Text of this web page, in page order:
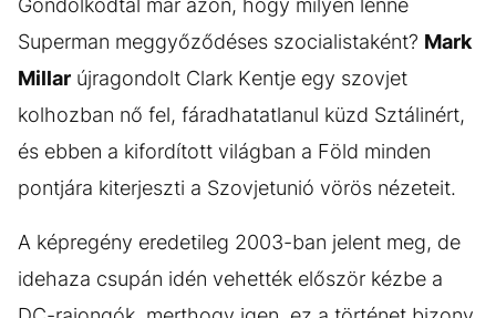
Gondolkodtál már azon, hogy milyen lenne
Superman meggyőződéses szocialistaként? Mark
Millar újragondolt Clark Kentje egy szovjet
kolhozban nő fel, fáradhatatlanul küzd Sztálinért,
és ebben a kifordított világban a Föld minden
pontjára kiterjeszti a Szovjetunió vörös nézeteit.
A képregény eredetileg 2003-ban jelent meg, de
idehaza csupán idén vehették először kézbe a